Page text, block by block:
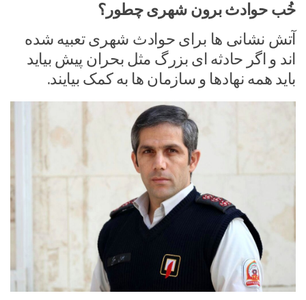
خُب حوادث برون شهری چطور؟
آتش نشانی ها برای حوادث شهری تعبیه شده
اند و اگر حادثه ای بزرگ مثل بحران پیش بیاید
باید همه نهادها و سازمان ها به کمک بیایند.